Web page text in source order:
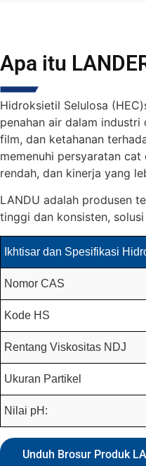
Apa itu
Hidroksietil Selulosa (HEC)
penahan air dalam
film, dan ketahanan
memenuhi persyaratan
rendah, dan kinerja yang
LANDU adalah produsen
tinggi dan konsisten,
Ikhtisar dan Spesifikasi
Nomor CAS
Kode HS
Rentang Viskositas NDJ
Ukuran Partikel
Nilai pH:
Unduh Brosur Produk